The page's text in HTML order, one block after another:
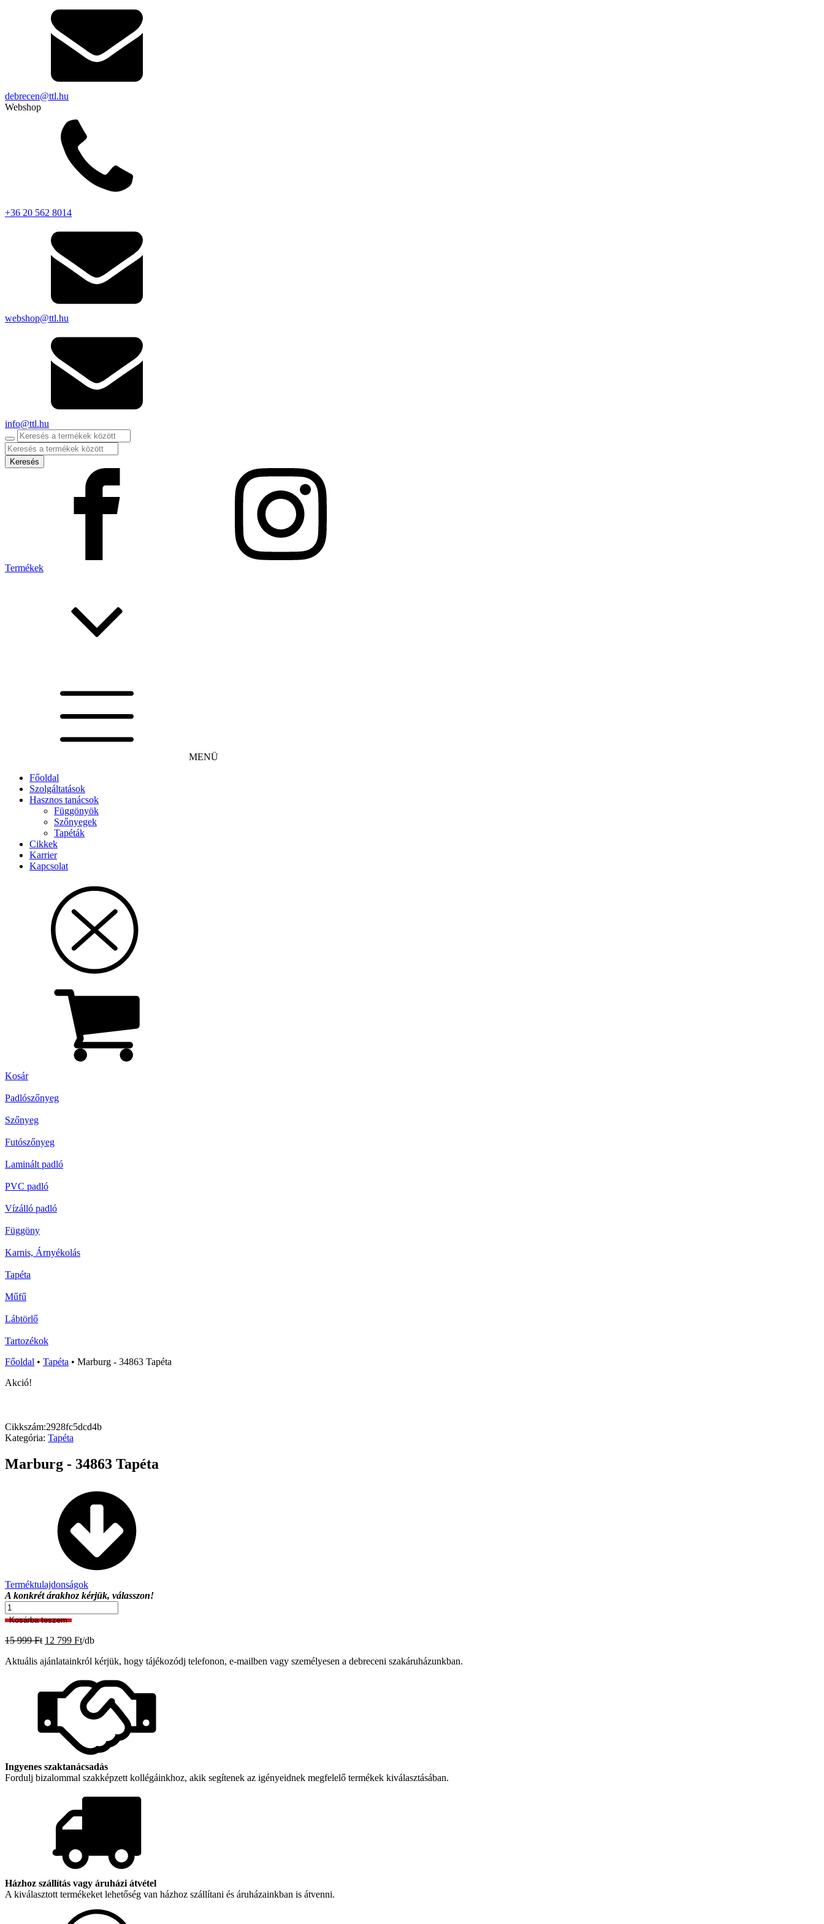
debrecen@ttl.hu
Webshop
+36 20 562 8014
webshop@ttl.hu
info@ttl.hu
Products
search
Keresés
Termékek
MENÜ
Főoldal
Szolgáltatások
Hasznos tanácsok
Függönyök
Szőnyegek
Tapéták
Cikkek
Karrier
Kapcsolat
Kosár
Padlószőnyeg
Szőnyeg
Futószőnyeg
Laminált padló
PVC padló
Vízálló padló
Függöny
Karnis, Árnyékolás
Tapéta
Műfű
Lábtörlő
Tartozékok
Főoldal • Tapéta • Marburg - 34863 Tapéta
Akció!
Cikkszám:2928fc5dcd4b
Kategória: Tapéta
Marburg - 34863 Tapéta
Terméktulajdonságok
A konkrét árakhoz kérjük, válasszon!
Marburg
-
Tapéta
Kosárba teszem
15 999Ft Original
was:
999 Ft.
12 799 FtCurrent
is:
799 Ft.
/db
Aktuális ajánlatainkról kérjük, hogy tájékozódj telefonon, e-mailben vagy személyesen a debreceni szakáruházunkban.
Ingyenes szaktanácsadás
Fordulj bizalommal szakképzett kollégáinkhoz, akik segítenek az igényeidnek megfelelő termékek kiválasztásában.
Házhoz szállítás vagy áruházi átvétel
A kiválasztott termékeket lehetőség van házhoz szállítani és áruházainkban is átvenni.